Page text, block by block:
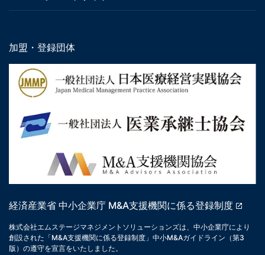
加盟・登録団体
経済産業省 中小企業庁 M&A支援機関に係る登録制度
株式会社エムステージマネジメントソリューションズは、中小企業庁により
創設された「M&A支援機関に係る登録制度」中小M&Aガイドライン（第3
版）の遵守を宣言をいたしました。